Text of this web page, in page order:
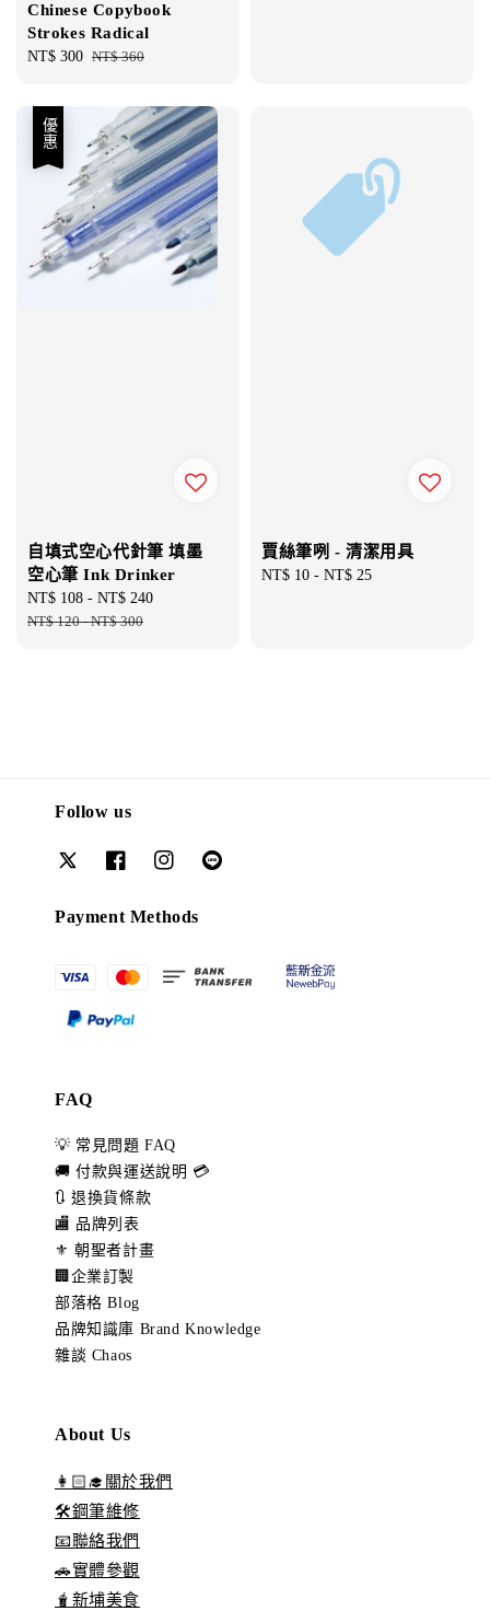
Chinese Copybook
Strokes Radical
Sale
NT$ 300 Regular
NT$ 360
優惠
自填式空心代針筆 填墨
空心筆 Ink Drinker
Sale
price
NT$ 108 - NT$ 240
NT$ 120-NT$ 300
賈絲筆咧 - 清潔用具
Regular
NT$ 10 - NT$ 25
Follow us
Payment Methods
FAQ
💡 常見問題 FAQ
🚚 付款與運送說明 💳
🔃 退換貨條款
🏬 品牌列表
⚜️ 朝聖者計畫
🏢企業訂製
部落格 Blog
品牌知識庫 Brand Knowledge
雜談 Chaos
About Us
👩🏻‍🎓關於我們
🛠️鋼筆維修
📧聯絡我們
🚗實體參觀
🧋新埔美食